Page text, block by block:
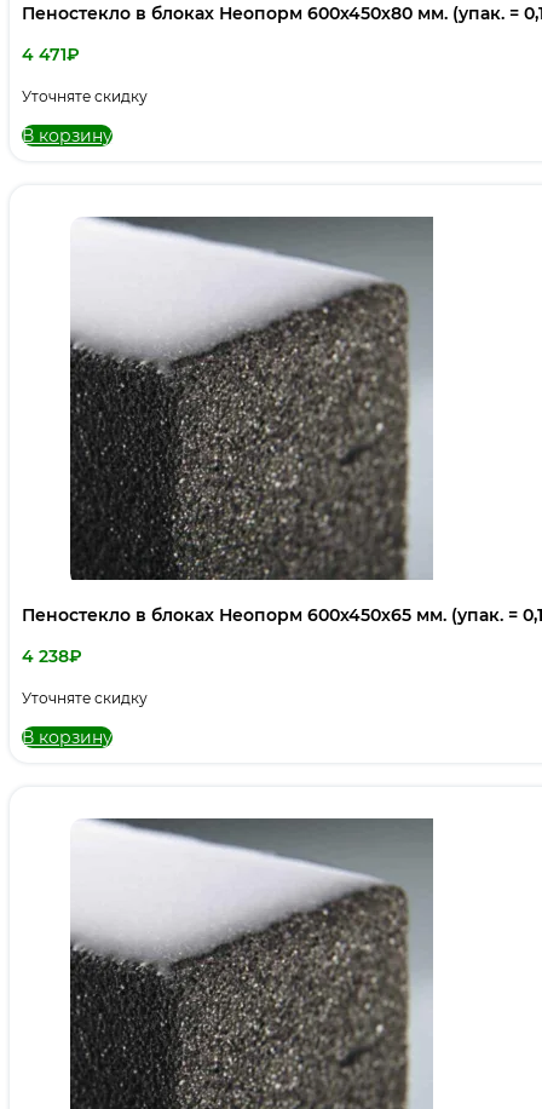
Пеностекло в блоках Неопорм 600х450х80 мм. (упак. =
4 471₽
Уточняте скидку
В корзину
Пеностекло в блоках Неопорм 600х450х65 мм. (упак. =
4 238₽
Уточняте скидку
В корзину